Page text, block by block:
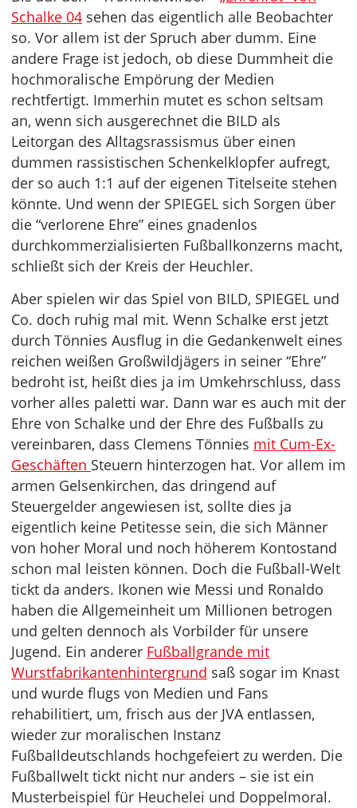
Schalke 04 sehen das eigentlich alle Beobachter
so. Vor allem ist der Spruch aber dumm. Eine
andere Frage ist jedoch, ob diese Dummheit die
hochmoralische Empörung der Medien
rechtfertigt. Immerhin mutet es schon seltsam
an, wenn sich ausgerechnet die BILD als
Leitorgan des Alltagsrassismus über einen
dummen rassistischen Schenkelklopfer aufregt,
der so auch 1:1 auf der eigenen Titelseite stehen
könnte. Und wenn der SPIEGEL sich Sorgen über
die “verlorene Ehre” eines gnadenlos
durchkommerzialisierten Fußballkonzerns macht,
schließt sich der Kreis der Heuchler.
Aber spielen wir das Spiel von BILD, SPIEGEL und
Co. doch ruhig mal mit. Wenn Schalke erst jetzt
durch Tönnies Ausflug in die Gedankenwelt eines
reichen weißen Großwildjägers in seiner “Ehre”
bedroht ist, heißt dies ja im Umkehrschluss, dass
vorher alles paletti war. Dann war es auch mit der
Ehre von Schalke und der Ehre des Fußballs zu
vereinbaren, dass Clemens Tönnies mit Cum-Ex-
Geschäften Steuern hinterzogen hat. Vor allem im
armen Gelsenkirchen, das dringend auf
Steuergelder angewiesen ist, sollte dies ja
eigentlich keine Petitesse sein, die sich Männer
von hoher Moral und noch höherem Kontostand
schon mal leisten können. Doch die Fußball-Welt
tickt da anders. Ikonen wie Messi und Ronaldo
haben die Allgemeinheit um Millionen betrogen
und gelten dennoch als Vorbilder für unsere
Jugend. Ein anderer Fußballgrande mit
Wurstfabrikantenhintergrund saß sogar im Knast
und wurde flugs von Medien und Fans
rehabilitiert, um, frisch aus der JVA entlassen,
wieder zur moralischen Instanz
Fußballdeutschlands hochgefeiert zu werden. Die
Fußballwelt tickt nicht nur anders – sie ist ein
Musterbeispiel für Heuchelei und Doppelmoral.